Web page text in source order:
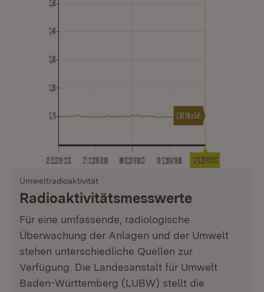
Umweltradioaktivität
Radioaktivitäts­messwerte
Für eine umfassende, radiologische
Überwachung der Anlagen und der Umwelt
stehen unterschiedliche Quellen zur
Verfügung. Die Landesanstalt für Umwelt
Baden-Württemberg (LUBW) stellt die